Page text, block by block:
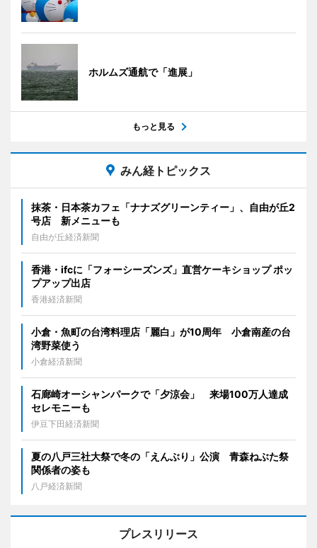
ホルムズ通航で「進展」
もっと見る
みん経トピックス
抹茶・日本茶カフェ「ナナズグリーンティー」、自由が丘2
号店 新メニューも
自由が丘経済新聞
香港・ifcに「フォーシーズンズ」直営ケーキショップ ポッ
プアップ出店
香港経済新聞
小倉・魚町の台湾料理店「麗白」が10周年 小倉南産の台
湾野菜使う
小倉経済新聞
石廊崎オーシャンパークで「夕涼会」 来場100万人達成
セレモニーも
伊豆下田経済新聞
夏の八戸三社大祭で冬の「えんぶり」公演 青森ねぶた祭
関係者の姿も
八戸経済新聞
プレスリリース